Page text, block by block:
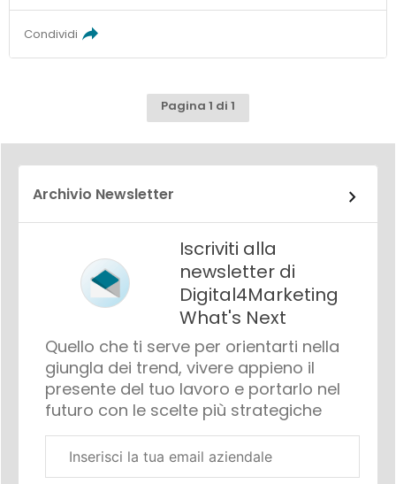
Condividi
Pagina 1 di 1
Archivio Newsletter
Iscriviti alla
newsletter di
Digital4Marketing
What's Next
Quello che ti serve per orientarti nella
giungla dei trend, vivere appieno il
presente del tuo lavoro e portarlo nel
futuro con le scelte più strategiche
aziendale